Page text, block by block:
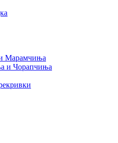
Марамчиња
и Чорапчиња